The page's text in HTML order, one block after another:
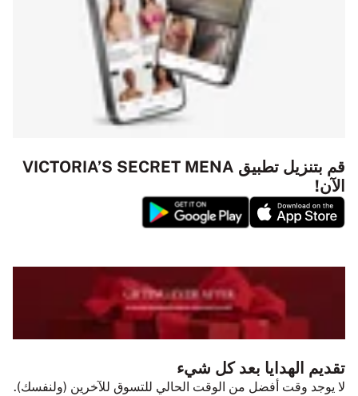
قم بتنزيل تطبيق VICTORIA’S SECRET MENA
الآن!
تقديم الهدايا بعد كل شيء
لا يوجد وقت أفضل من الوقت الحالي للتسوق للآخرين (ولنفسك).